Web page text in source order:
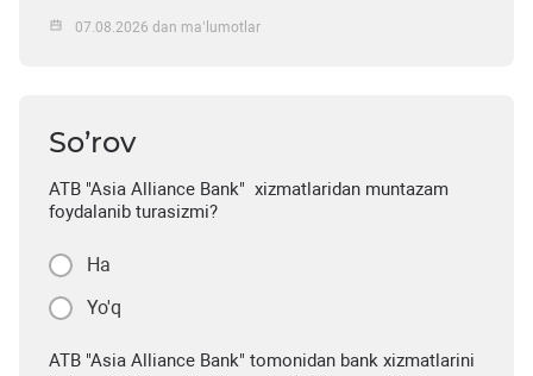
07.08.2026 dan ma’lumotlar
So’rov
ATB "Asia Alliance Bank" xizmatlaridan muntazam
foydalanib turasizmi?
Ha
Yo'q
ATB "Asia Alliance Bank" tomonidan bank xizmatlarini